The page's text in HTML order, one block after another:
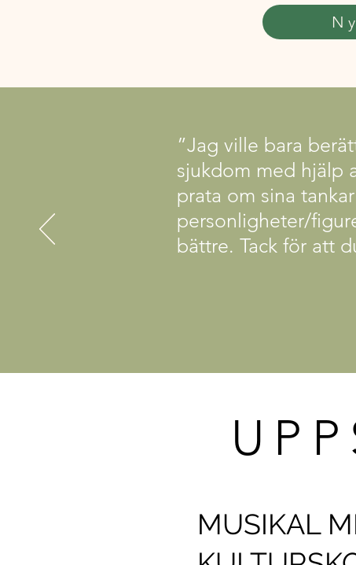
”Jag ville bara
sjukdom med hjälp
prata om sina
personligheter/
bättre. Tack för att
MUSIKAL